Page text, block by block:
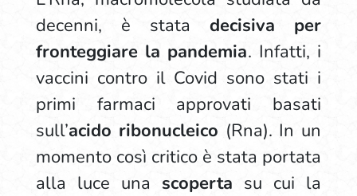
decenni, è statadecisiva per
fronteggiare la pandemia. Infatti, i
vaccini contro il Covid sono stati i
primi farmaci approvati basati
sull’acido ribonucleico (Rna). In un
momento così critico è stata portata
alla luce una scoperta su cui la